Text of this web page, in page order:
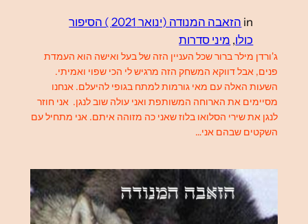
in
הזאבה המנודה (ינואר 2021 ) הסיפור
כולו, מיני סדרות
ג'ורדן מילר ברור שכל העניין הזה של בעל ואישה הוא העמדת
פנים, אבל דווקא המשחק הזה מרגיש לי הכי שפוי ואמיתי.
השעות האלה עם מאי גורמות למתח בגופי להיעלם. אנחנו
מסיימים את הארוחה המשותפת ואני עולה שוב לנגן. אני חוזר
לנגן את שירי הסלואו בלוז שאני כה מזוהה איתם. אני מתחיל עם
השקטים שבהם אני…